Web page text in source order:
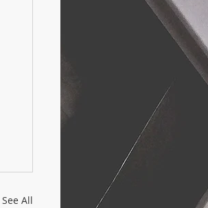
See All